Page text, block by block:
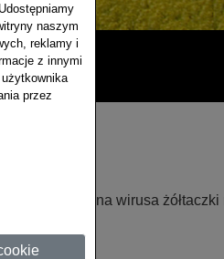
naszym
reklamy i
z innymi
przez
odporności na wirusa żółtaczki